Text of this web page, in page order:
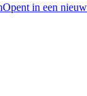
Opent in een